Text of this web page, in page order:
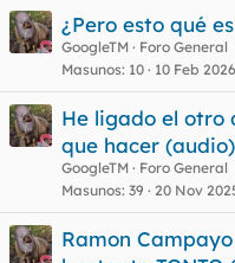
¿Pero esto qué
GoogleTM
Foro General
Masunos 10 10 Feb 2026
He ligado el otro
que hacer (audio)
GoogleTM
Foro General
Masunos 39 20 Nov
Ramon